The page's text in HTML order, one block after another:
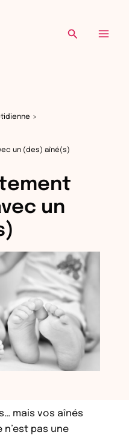
un (des) aîné(s)
un
mais vos aînés
n’est pas une